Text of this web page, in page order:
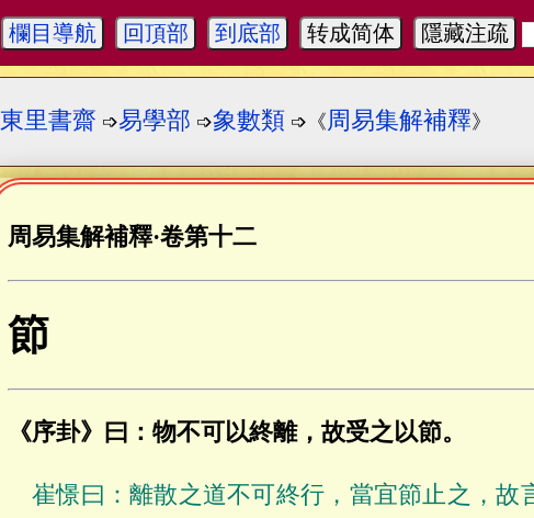
欄目導航 回頂部 到底部 转成简体 隱藏注疏
東里書齋 ➩易學部 ➩象數類 ➩《周易集解補釋》
周易集解補釋·卷第十二
節
《序卦》曰：物不可以終離，故受之以節。
崔憬曰：離散之道不可終行，當宜節止之，故